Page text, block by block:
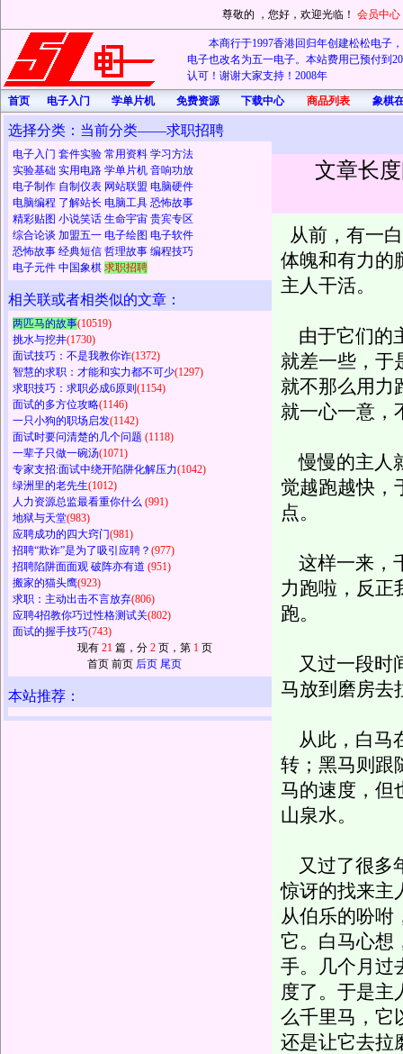
尊敬的 ，您好，欢迎光临！ 会员中心
本商行于1997香港回归年创建松松电子
电子也改名为五一电子。本站费用已预付到
认可！谢谢大家支持！2008年
首页
电子入门 学单片机 免费资源 下载中心 商品列表 象棋
选择分类：当前分类——求职招聘
电子入门 套件实验 常用资料 学习方法
实验基础 实用电路 学单片机 音响功放
电子制作 自制仪表 网站联盟 电脑硬件
电脑编程 了解站长 电脑工具 恐怖故事
精彩贴图 小说笑话 生命宇宙 贵宾专区
综合论谈 加盟五一 电子绘图 电子软件
恐怖故事 经典短信 哲理故事 编程技巧
电子元件 中国象棋 求职招聘
相关联或者相类似的文章：
两匹马的故事(10519)
挑水与挖井(1730)
面试技巧：不是我教你诈(1372)
智慧的求职：才能和实力都不可少(1297)
求职技巧：求职必成6原则 (1154)
面试的多方位攻略(1146)
一只小狗的职场启发(1142)
面试时要问清楚的几个问题 (1118)
一辈子只做一碗汤(1071)
专家支招:面试中绕开陷阱化解压力(1042)
绿洲里的老先生(1012)
人力资源总监最看重你什么 (991)
地狱与天堂(983)
应聘成功的四大窍门(981)
招聘“欺诈”是为了吸引应聘？ (977)
招聘陷阱面面观 破阵亦有道 (951)
搬家的猫头鹰(923)
求职：主动出击不言放弃(806)
应聘4招教你巧过性格测试关(802)
面试的握手技巧(743)
现有 21 篇，分 2 页，第 1 页
首页 前页 后页 尾页
本站推荐：
文章长
从前，有一
体魄和有力的
主人干活。
由于它们的
就差一些，于
就不那么用力
就一心一意，
慢慢的主人
觉越跑越快，
点。
这样一来，
力跑啦，反正
跑。
又过一段时
马放到磨房去
从此，白马
转；黑马则跟
马的速度，但
山泉水。
又过了很多
惊讶的找来主
从伯乐的吩咐
它。白马心想
手。几个月过
度了。于是主
么千里马，它
还是让它去